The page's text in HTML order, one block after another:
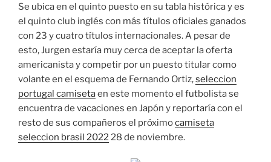
Se ubica en el quinto puesto en su tabla histórica y es
el quinto club inglés con más títulos oficiales ganados
con 23 y cuatro títulos internacionales. A pesar de
esto, Jurgen estaría muy cerca de aceptar la oferta
americanista y competir por un puesto titular como
volante en el esquema de Fernando Ortiz,seleccion
portugal camisetaen este momento el futbolista se
encuentra de vacaciones en Japón y reportaría con el
resto de sus compañeros el próximocamiseta
seleccion brasil 2022 28 de noviembre.